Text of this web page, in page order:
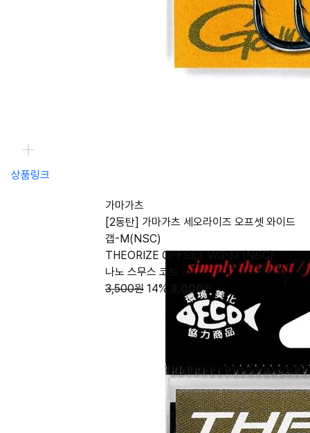
상품링크
가마가츠
[2동탄] 가마가츠 세오라이즈 오프셋 와이드
갭-M(NSC)
THEORIZE OFFSET WG-M (NSC)
나노 스무스 코트
3,500원 14% 3,000원